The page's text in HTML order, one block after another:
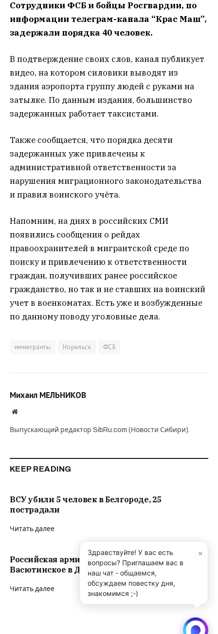
Сотрудники ФСБ и бойцы Росгвардии, по
информации телеграм-канала “Крас Маш”,
задержали порядка 40 человек.
В подтверждение своих слов, канал публикует
видео, на котором силовики выводят из
здания аэропорта группу людей с руками на
затылке. По данным издания, большинство
задержанных работает таксистами.
Также сообщается, что порядка десяти
задержанных уже привлечены к
административной ответственности за
нарушения миграционного законодательства
и правил воинского учёта.
Напомним, на днях в российских СМИ
появились сообщения о рейдах
правоохранителей в мигрантской среде по
поиску и привлечению к ответственности
граждан, получивших ранее российское
гражданство, но так и не ставших на воинский
учет в военкоматах. Есть уже и возбужденные
по данному поводу уголовные дела.
иммигранты Норильск ФСБ
Михаил МЕЛЬНИКОВ
Website
Выпускающий редактор SibRu.com (Новости Сибири).
KEEP READING
ВСУ убили 5 человек в Белгороде, 25
пострадали
Читать далее
Российская армия освободила Торецкое и
Васютинское в ДНР
Читать далее
×
Здравствуйте! У вас есть
вопросы? Приглашаем вас в
наш чат - общаемся,
обсуждаем повестку дня,
знакомимся ;-)